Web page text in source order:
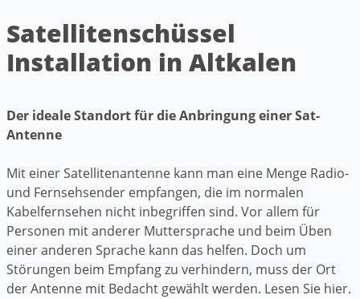
Satellitenschüssel
Installation in Altkalen
Der ideale Standort für die Anbringung einer Sat-
Antenne
Mit einer Satellitenantenne kann man eine Menge Radio-
und Fernsehsender empfangen, die im normalen
Kabelfernsehen nicht inbegriffen sind. Vor allem für
Personen mit anderer Muttersprache und beim Üben
einer anderen Sprache kann das helfen. Doch um
Störungen beim Empfang zu verhindern, muss der Ort
der Antenne mit Bedacht gewählt werden. Lesen Sie hier.